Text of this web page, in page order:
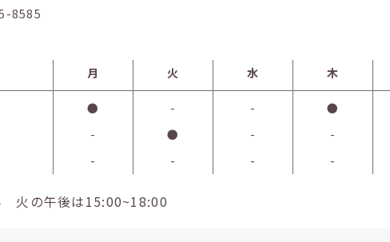
8585
月 火 水 木
● - -
●
- ● -
-
- - - -
火の午後は15:00~18:00